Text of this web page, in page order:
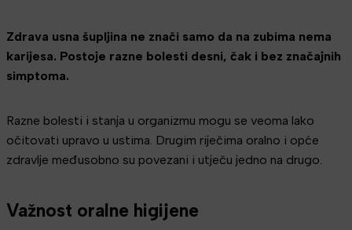
Zdrava usna šupljina ne znači samo da na zubima nema
karijesa. Postoje razne bolesti desni, čak i bez značajnih
simptoma.
Razne bolesti i stanja u organizmu mogu se veoma lako
očitovati upravo u ustima. Drugim riječima oralno i opće
zdravlje međusobno su povezani i utječu jedno na drugo.
Važnost oralne higijene